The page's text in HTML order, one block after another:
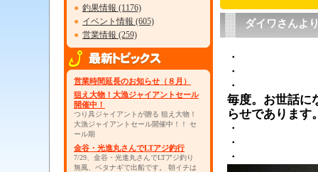
● 釣果情報 (1176)
● イベント情報 (605)
● 営業情報 (259)
営業時間延長のお知らせ（８月）
狙え大物！大漁ジャイアントセール
開催中！
つり具ジャイアントが贈る 狙え大物！
大漁ジャイアントセール開催中！！ セ
ール期
金谷・光進丸さんでLTアジ釣行
7/29、金谷・光進丸さんでLTアジ釣り
無風、ベタナギで出船です。 朝イチは
ダイワさんよ
・
・
・
毎度。お世話に
らせであります
・
・
・